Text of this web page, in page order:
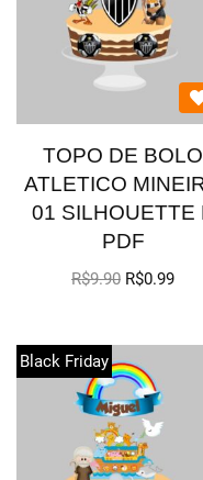
TOPO DE BOLO
ATLETICO
01 SILHOUETTE
PDF
R$9.90 R$0.99
Black Friday